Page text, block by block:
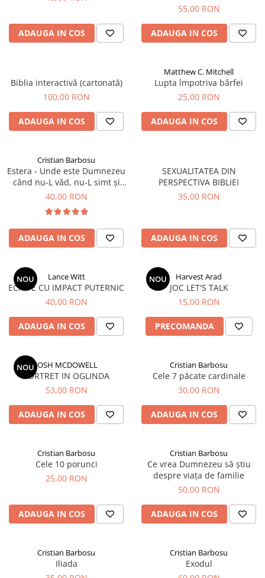
ADAUGA IN COS
(500 Piese)
55,00 RON
ADAUGA IN COS
Biblia interactivă (cartonată)
100,00 RON
ADAUGA IN COS
Matthew C. Mitchell
Lupta împotriva bârfei
25,00 RON
ADAUGA IN COS
Cristian Barbosu
Estera - Unde este Dumnezeu
când nu-L văd, nu-L simt și
nu-l aud?
40,00 RON
ADAUGA IN COS
SEXUALITATEA DIN
PERSPECTIVA BIBLIEI
35,00 RON
ADAUGA IN COS
NOU Lance Witt
ECHIPE CU IMPACT PUTERNIC
40,00 RON
ADAUGA IN COS
NOU Harvest Arad
JOC LET'S TALK
15,00 RON
PRECOMANDA
NOUJOSH MCDOWELL
PORTRET IN OGLINDA
53,00 RON
ADAUGA IN COS
Cristian Barbosu
Cele 7 păcate cardinale
30,00 RON
ADAUGA IN COS
Cristian Barbosu
Cele 10 porunci
25,00 RON
ADAUGA IN COS
Cristian Barbosu
Ce vrea Dumnezeu să știu
despre viața de familie
50,00 RON
ADAUGA IN COS
Cristian Barbosu
Iliada
Cristian Barbosu
Exodul